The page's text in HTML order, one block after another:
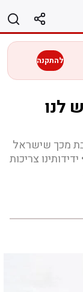
להתקנה
לנו
מכך שישראל
צריכות